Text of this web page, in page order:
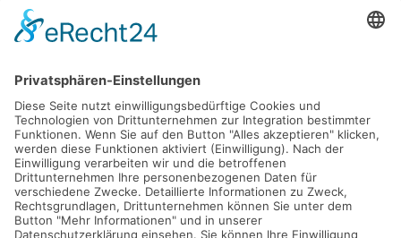
Gefördert durch die
Freie und Hansestadt Hamburg